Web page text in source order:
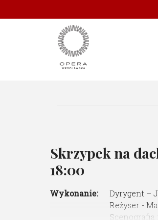
Skrzypek na
18:00
Wykonanie:
Dyrygent –
Reżyser -
Scenografia